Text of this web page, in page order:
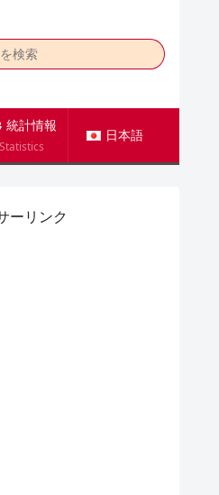
統計情報
Statistics
日本語
ーリンク